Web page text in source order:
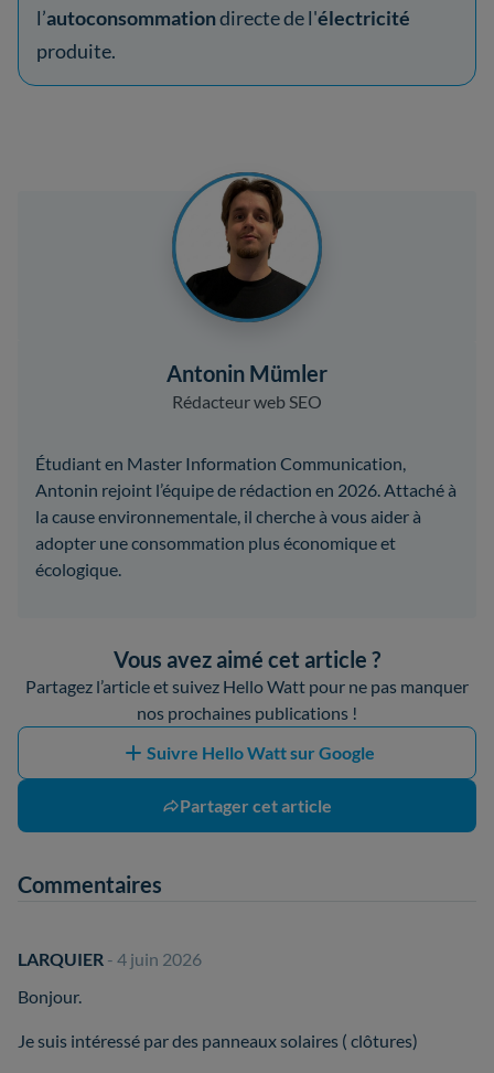
l’autoconsommationdirecte de l'électricité
produite.
Antonin Mümler
Rédacteur web SEO
Étudiant en Master Information Communication,
Antonin rejoint l’équipe de rédaction en 2026. Attaché à
la cause environnementale, il cherche à vous aider à
adopter une consommation plus économique et
écologique.
Vous avez aimé cet article ?
Partagez l’article et suivez Hello Watt pour ne pas manquer
nos prochaines publications !
Suivre Hello Watt sur Google
Partager cet article
Commentaires
LARQUIER - 4 juin 2026
Bonjour.
Je suis intéressé par des panneaux solaires ( clôtures)